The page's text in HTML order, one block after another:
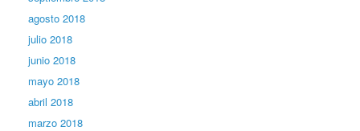
agosto 2018
julio 2018
junio 2018
mayo 2018
abril 2018
marzo 2018